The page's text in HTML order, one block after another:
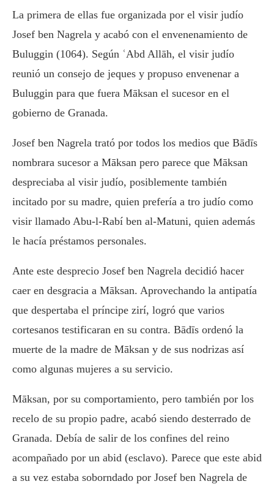
La primera de ellas fue organizada por el visir judío
Josef ben Nagrela y acabó con el envenenamiento de
Buluggin (1064). Según ʿAbd Allāh, el visir judío
reunió un consejo de jeques y propuso envenenar a
Buluggin para que fuera Māksan el sucesor en el
gobierno de Granada.
Josef ben Nagrela trató por todos los medios que Bādīs
nombrara sucesor a Māksan pero parece que Māksan
despreciaba al visir judío, posiblemente también
incitado por su madre, quien prefería a tro judío como
visir llamado Abu-l-Rabí ben al-Matuni, quien además
le hacía préstamos personales.
Ante este desprecio Josef ben Nagrela decidió hacer
caer en desgracia a Māksan. Aprovechando la antipatía
que despertaba el príncipe zirí, logró que varios
cortesanos testificaran en su contra. Bādīs ordenó la
muerte de la madre de Māksan y de sus nodrizas así
como algunas mujeres a su servicio.
Māksan, por su comportamiento, pero también por los
recelo de su propio padre, acabó siendo desterrado de
Granada. Debía de salir de los confines del reino
acompañado por un abid (esclavo). Parece que este abid
a su vez estaba soborndado por Josef ben Nagrela de